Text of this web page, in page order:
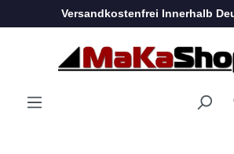
Zum Hauptinhalt springen
Versandkostenfrei Innerhalb